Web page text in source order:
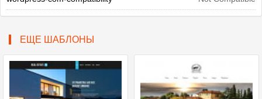
ЕЩЕ ШАБЛОНЫ